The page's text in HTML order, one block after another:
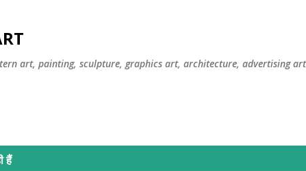
art, painting, sculpture, graphics art, architecture, advertising art
हैं